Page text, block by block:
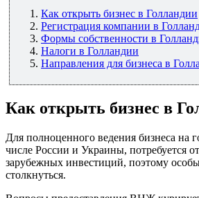
Как открыть бизнес в Голландии
Регистрация компании в
Формы собственности в
Налоги в Голландии
Направления для бизнеса в
Как открыть бизнес в
Для полноценного ведения бизнеса на
числе России и Украины, потребуется
зарубежных инвестиций, поэтому
столкнуться.